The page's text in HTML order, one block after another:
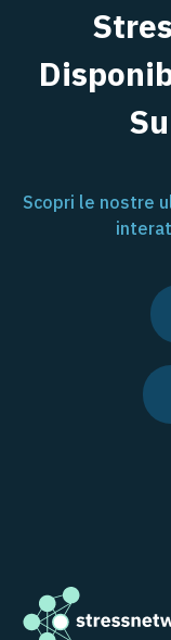
Scopri le nostre